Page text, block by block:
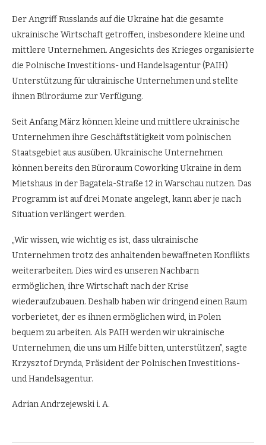
Der Angriff Russlands auf die Ukraine hat die gesamte
ukrainische Wirtschaft getroffen, insbesondere kleine und
mittlere Unternehmen. Angesichts des Krieges organisierte
die Polnische Investitions- und Handelsagentur (PAIH)
Unterstützung für ukrainische Unternehmen und stellte
ihnen Büroräume zur Verfügung.
Seit Anfang März können kleine und mittlere ukrainische
Unternehmen ihre Geschäftstätigkeit vom polnischen
Staatsgebiet aus ausüben. Ukrainische Unternehmen
können bereits den Büroraum Coworking Ukraine in dem
Mietshaus in der Bagatela-Straße 12 in Warschau nutzen. Das
Programm ist auf drei Monate angelegt, kann aber je nach
Situation verlängert werden.
„Wir wissen, wie wichtig es ist, dass ukrainische
Unternehmen trotz des anhaltenden bewaffneten Konflikts
weiterarbeiten. Dies wird es unseren Nachbarn
ermöglichen, ihre Wirtschaft nach der Krise
wiederaufzubauen. Deshalb haben wir dringend einen Raum
vorberietet, der es ihnen ermöglichen wird, in Polen
bequem zu arbeiten. Als PAIH werden wir ukrainische
Unternehmen, die uns um Hilfe bitten, unterstützen”, sagte
Krzysztof Drynda, Präsident der Polnischen Investitions-
und Handelsagentur.
Adrian Andrzejewski i. A.